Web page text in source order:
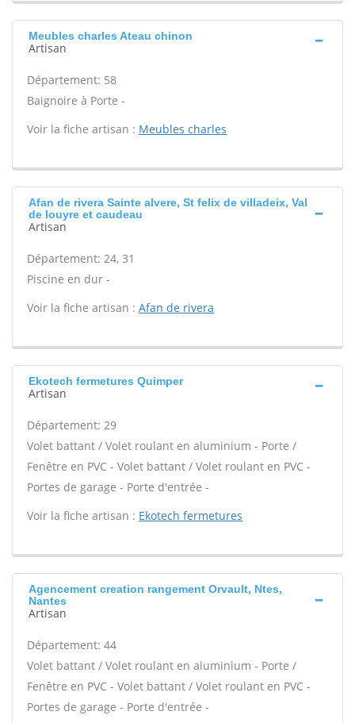
Meubles charles Ateau chinon
Artisan
Département: 58
Baignoire à Porte -
Voir la fiche artisan : Meubles charles
Afan de rivera Sainte alvere, St felix de villadeix, Val
de louyre et caudeau
Artisan
Département: 24, 31
Piscine en dur -
Voir la fiche artisan : Afan de rivera
Ekotech fermetures Quimper
Artisan
Département: 29
Volet battant / Volet roulant en aluminium - Porte /
Fenêtre en PVC - Volet battant / Volet roulant en PVC -
Portes de garage - Porte d'entrée -
Voir la fiche artisan : Ekotech fermetures
Agencement creation rangement Orvault, Ntes,
Nantes
Artisan
Département: 44
Volet battant / Volet roulant en aluminium - Porte /
Fenêtre en PVC - Volet battant / Volet roulant en PVC -
Portes de garage - Porte d'entrée -